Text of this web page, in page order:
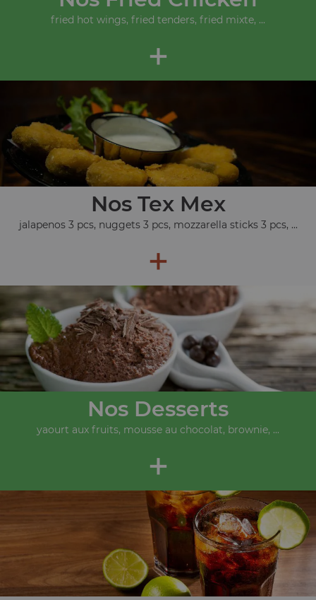
fried hot wings, fried tenders, fried mixte, ...
+
Nos Tex Mex
jalapenos 3 pcs, nuggets 3 pcs, mozzarella sticks 3 pcs, ...
+
Nos Desserts
yaourt aux fruits, mousse au chocolat, brownie, ...
+